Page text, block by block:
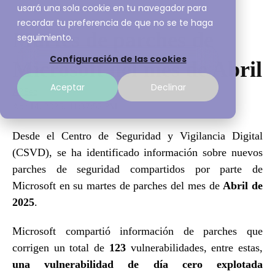
usará una sola cookie en tu navegador para
recordar tu preferencia de que no se te haga
seguimiento.
Configuración de las cookies
Aceptar Declinar
Martes de parches de
Microsoft del mes de Abril
A3Sec
Desde el Centro de Seguridad y Vigilancia Digital
(CSVD), se ha identificado información sobre nuevos
parches de seguridad compartidos por parte de
Microsoft en su martes de parches del mes de Abril de
2025.
Microsoft compartió información de parches que
corrigen un total de 123 vulnerabilidades, entre estas,
una vulnerabilidad de
día cero explotada